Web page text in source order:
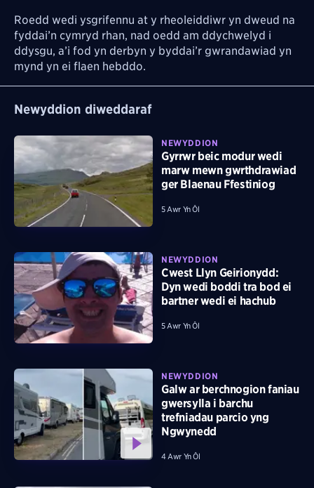
Roedd wedi ysgrifennu at y rheoleiddiwr yn dweud na
fyddai’n cymryd rhan, nad oedd am ddychwelyd i
ddysgu, a’i fod yn derbyn y byddai’r gwrandawiad yn
mynd yn ei flaen hebddo.
Newyddion diweddaraf
NEWYDDION
Gyrrwr beic modur wedi
marw mewn gwrthdrawiad
ger Blaenau Ffestiniog
5 Awr Yn Ôl
NEWYDDION
Cwest Llyn Geirionydd:
Dyn wedi boddi tra bod ei
bartner wedi ei hachub
5 Awr Yn Ôl
NEWYDDION
Galw ar berchnogion faniau
gwersylla i barchu
trefniadau parcio yng
Ngwynedd
4 Awr Yn Ôl